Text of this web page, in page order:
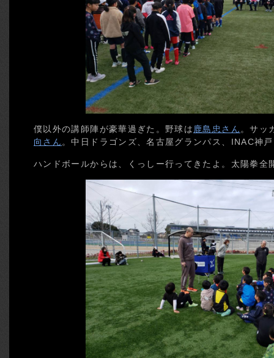
僕以外の講師陣が豪華過ぎた。野球は 鹿島忠さん 。サッ
向さん 。中日ドラゴンズ、名古屋グランパス、INAC神
ハンドボールからは、くっしー行ってきたよ。太陽拳全